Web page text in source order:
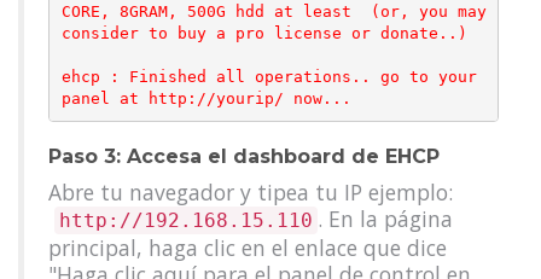
CORE, 8GRAM, 500G hdd at least  (or, you may
consider to buy a pro license or donate..)
ehcp : Finished all operations.. go to your
Paso 3: Accesa el dashboard de EHCP
Abre tu navegador y tipea tu IP ejemplo:
http://192.168.15.110 . En la página
principal, haga clic en el enlace que dice